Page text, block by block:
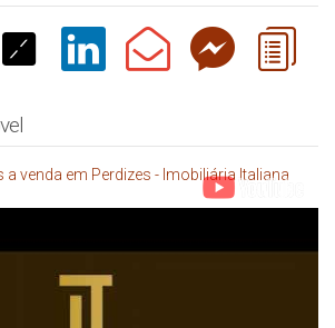
venda em Perdizes - Imobiliária Italiana